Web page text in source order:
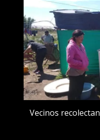
Vecinos